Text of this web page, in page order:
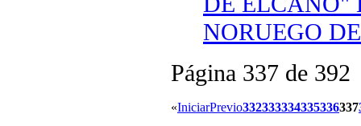
NORUEGO
Página 337 de 392
«IniciarPrevio332333334335336337